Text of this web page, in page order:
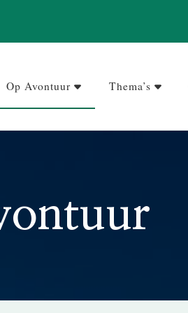
Op Avontuur Thema’s